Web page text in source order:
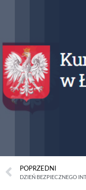
POPRZEDNI
DZIEŃ BEZPIECZNEGO